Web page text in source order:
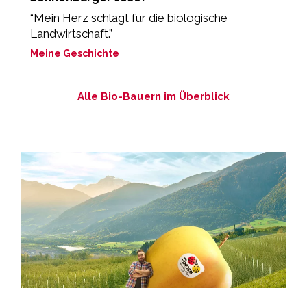
“Mein Herz schlägt für die biologische
Landwirtschaft.”
Meine Geschichte
Alle Bio-Bauern im Überblick